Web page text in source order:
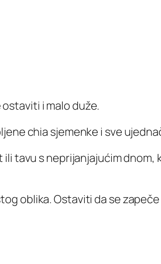
i malo duže.
chia sjemenke i sve
tavu s neprijanjajućim dnom,
oblika. Ostaviti da se